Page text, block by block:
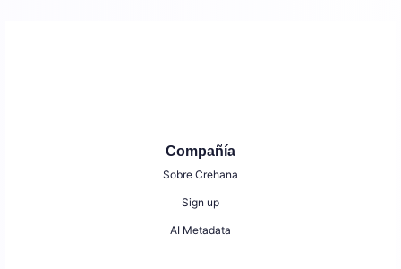
Compañía
Sobre Crehana
Sign up
AI Metadata